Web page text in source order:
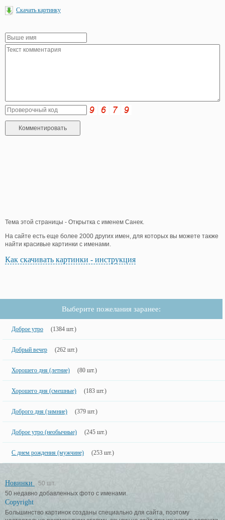
Скачать картинку
Тема этой страницы - Открытка с именем Санек.
На сайте есть еще более 2000 других имен, для которых вы можете также
найти красивые картинки с именами.
Как скачивать картинки - инструкция
Выберите пожелания заранее:
Доброе утро (1384 шт.)
Добрый вечер (262 шт.)
Хорошего дня (летние) (80 шт.)
Хорошего дня (смешные) (183 шт.)
Доброго дня (зимние) (379 шт.)
Доброе утро (необычные) (245 шт.)
С днем рождения (мужчине) (253 шт.)
Новинки
50 шт.
50 недавно добавленных фото с именами.
Copyright
Большинство картинок созданы специально для сайта, поэтому